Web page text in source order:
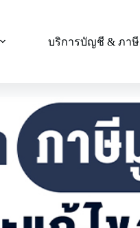
บริการบัญชี & ภาษี